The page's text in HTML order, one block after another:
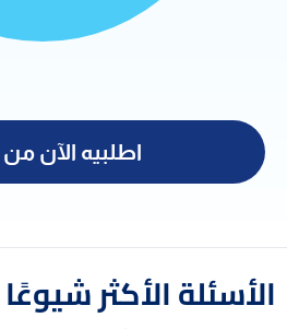
اطلبيه الآن من
الأسئلة الأكثر شيوعًا